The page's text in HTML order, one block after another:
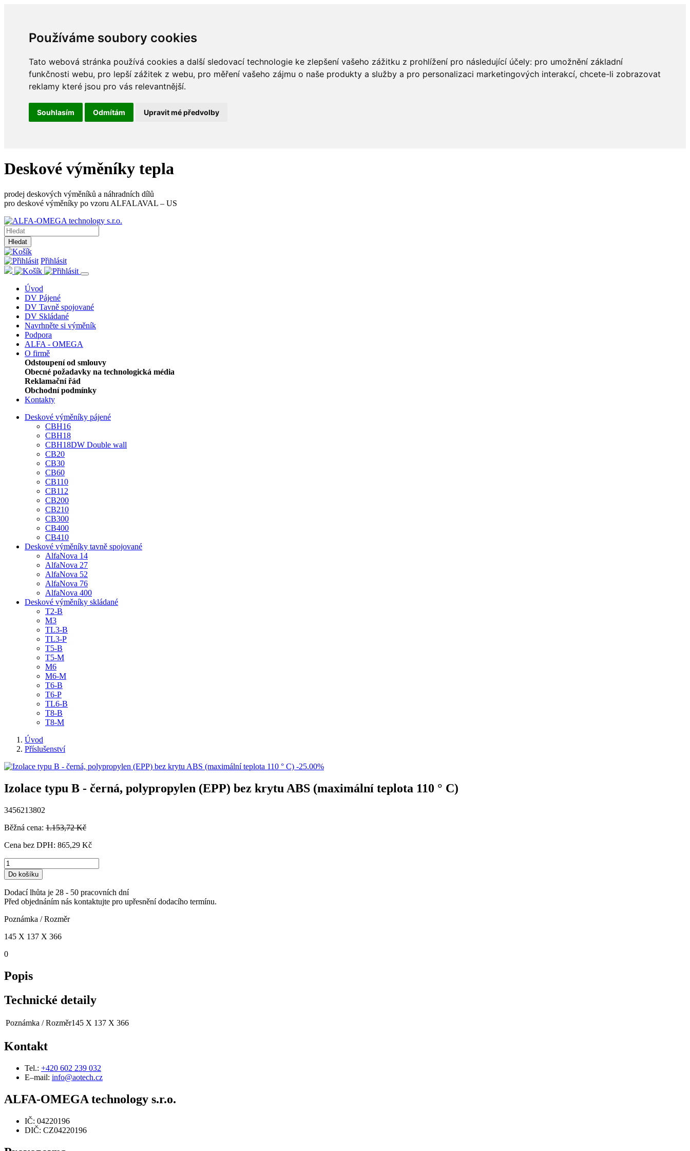
Používáme soubory cookies
Tato webová stránka používá cookies a další sledovací technologie ke zlepšení vašeho zážitku z prohlížení pro následující účely: pro umožnění základní
funkčnosti webu, pro lepší zážitek z webu, pro měření vašeho zájmu o naše produkty a služby a pro personalizaci marketingových interakcí, chcete-li zobrazovat
reklamy které jsou pro vás relevantnější.
Souhlasím Odmítám Upravit mé předvolby
Deskové výměníky tepla
prodej deskových výměníků a náhradních dílů
pro deskové výměníky po vzoru ALFALAVAL – US
Hledat
Přihlásit
Úvod
DV Pájené
DV Tavně spojované
DV Skládané
Navrhněte si výměník
Podpora
ALFA - OMEGA
O firmě
Odstoupení od smlouvy
Obecné požadavky na technologická média
Reklamační řád
Obchodní podmínky
Kontakty
Deskové výměníky pájené
CBH16
CBH18
CBH18DW Double wall
CB20
CB30
CB60
CB110
CB112
CB200
CB210
CB300
CB400
CB410
Deskové výměníky tavně spojované
AlfaNova 14
AlfaNova 27
AlfaNova 52
AlfaNova 76
AlfaNova 400
Deskové výměníky skládané
T2-B
M3
TL3-B
TL3-P
T5-B
T5-M
M6
M6-M
T6-B
T6-P
TL6-B
T8-B
T8-M
Úvod
Příslušenství
-25.00%
Izolace typu B - černá, polypropylen (EPP) bez krytu ABS (maximální teplota 110 ° C)
3456213802
Běžná cena: 1.153,72 Kč
Cena bez DPH: 865,29 Kč
Do košíku
Dodací lhůta je 28 - 50 pracovních dní
Před objednáním nás kontaktujte pro upřesnění dodacího termínu.
Poznámka / Rozměr
145 X 137 X 366
0
Popis
Technické detaily
Poznámka / Rozměr145 X 137 X 366
Kontakt
Tel.: +420 602 239 032
E–mail: info@aotech.cz
ALFA-OMEGA technology s.r.o.
IČ: 04220196
DIČ: CZ04220196